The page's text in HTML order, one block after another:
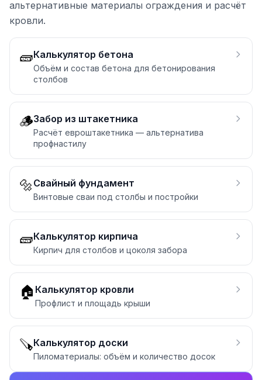
альтернативные материалы ограждения и расчёт
кровли.
🧱Калькулятор бетона
Объём и состав бетона для бетонирования
столбов
🪵Забор из штакетника
Расчёт евроштакетника — альтернатива
профнастилу
🔩 Свайный фундамент
Винтовые сваи под столбы и постройки
🧱Калькулятор кирпича
Кирпич для столбов и цоколя забора
🏠 Калькулятор кровли
Профлист и площадь крыши
🪚Калькулятор доски
Пиломатериалы: объём и количество досок